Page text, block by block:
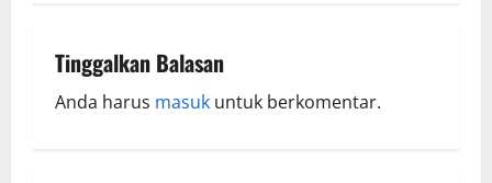
Tinggalkan Balasan
Anda harus masuk untuk berkomentar.